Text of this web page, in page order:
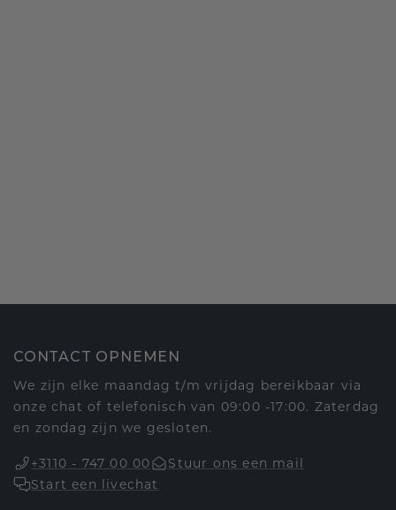
CONTACT OPNEMEN
We zijn elke maandag t/m vrijdag bereikbaar via
onze chat of telefonisch van 09:00 -17:00. Zaterdag
en zondag zijn we gesloten.
+3110 - 747 00 00
Stuur ons een mail
Start een livechat